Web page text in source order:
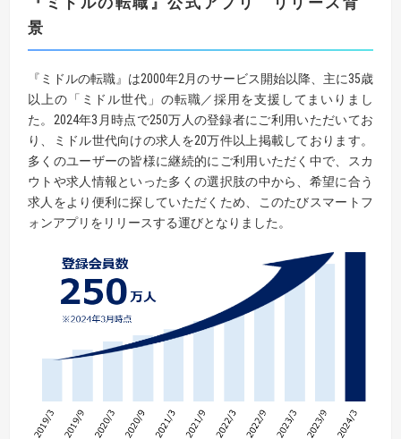
景
『ミドルの転職』は2000年2月のサービス開始以降、主に35歳
以上の「ミドル世代」の転職／採用を支援してまいりまし
た。2024年3月時点で250万人の登録者にご利用いただいてお
り、ミドル世代向けの求人を20万件以上掲載しております。
多くのユーザーの皆様に継続的にご利用いただく中で、スカ
ウトや求人情報といった多くの選択肢の中から、希望に合う
求人をより便利に探していただくため、このたびスマートフ
ォンアプリをリリースする運びとなりました。